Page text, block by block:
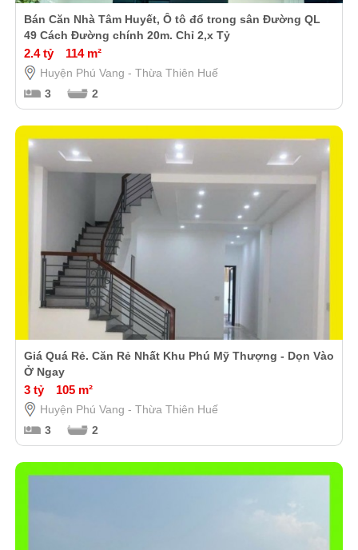
Bán Căn Nhà Tâm Huyết, Ô tô đổ trong sân Đường QL
49 Cách Đường chính 20m. Chỉ 2,x Tỷ
2.4 tỷ 114 m²
Huyện Phú Vang - Thừa Thiên Huế
3
2
Giá Quá Rẻ. Căn Rẻ Nhất Khu Phú Mỹ Thượng - Dọn Vào
Ở Ngay
3 tỷ 105 m²
Huyện Phú Vang - Thừa Thiên Huế
3
2